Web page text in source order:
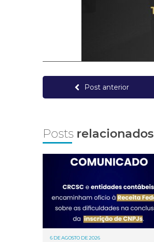
Post anterior
Posts relacionados
6 DE AGOSTO DE 2026